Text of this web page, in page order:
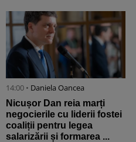
14:00 • Daniela Oancea
Nicușor Dan reia marți
negocierile cu liderii fostei
coaliții pentru legea
salarizării și formarea ...